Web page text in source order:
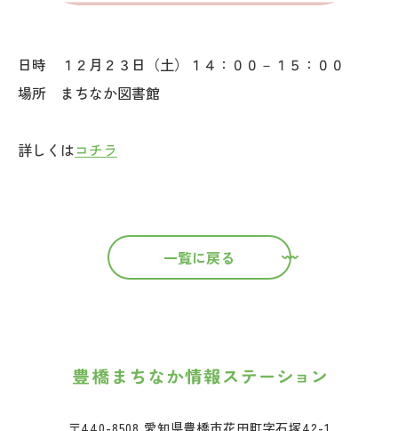
日時 １２月２３日（土）１４：００－１５：００
場所 まちなか図書館
詳しくはコチラ
一覧に戻る